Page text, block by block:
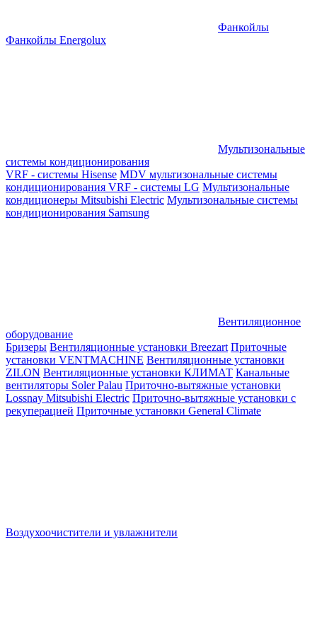
Фанкойлы
Фанкойлы Energolux
Мультизональные
системы кондиционирования
VRF - системы Hisense MDV мультизональные системы
кондиционирования VRF - системы LG Мультизональные
кондиционеры Mitsubishi Electric Мультизональные системы
кондиционирования Samsung
Вентиляционное
оборудование
Бризеры Вентиляционные установки Breezart Приточные
установки VENTMACHINE Вентиляционные установки
ZILON Вентиляционные установки КЛИМАТ Канальные
вентиляторы Soler Palau Приточно-вытяжные установки
Lossnay Mitsubishi Electric Приточно-вытяжные установки с
рекуперацией Приточные установки General Climate
Воздухоочистители и увлажнители